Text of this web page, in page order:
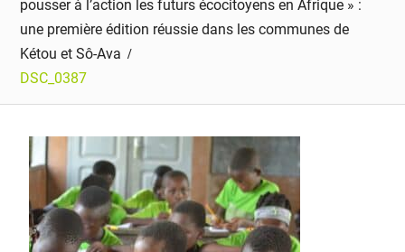
pousser à l’action les futurs écocitoyens en Afrique » :
une première édition réussie dans les communes de
Kétou et Sô-Ava
DSC_0387